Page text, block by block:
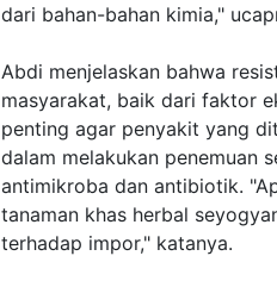
dari bahan-bahan kimia,"
Abdi menjelaskan bahwa
masyarakat, baik dari faktor
penting agar penyakit yang
dalam melakukan penemuan
antimikroba dan antibiotik.
tanaman khas herbal
terhadap impor," katanya.